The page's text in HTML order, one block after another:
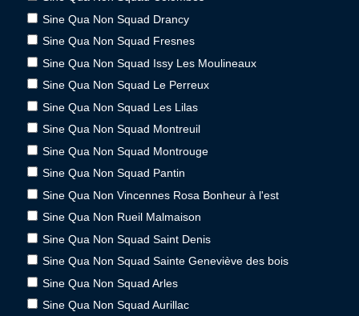
Sine Qua Non Squad Drancy
Sine Qua Non Squad Fresnes
Sine Qua Non Squad Issy Les Moulineaux
Sine Qua Non Squad Le Perreux
Sine Qua Non Squad Les Lilas
Sine Qua Non Squad Montreuil
Sine Qua Non Squad Montrouge
Sine Qua Non Squad Pantin
Sine Qua Non Vincennes Rosa Bonheur à l'est
Sine Qua Non Rueil Malmaison
Sine Qua Non Squad Saint Denis
Sine Qua Non Squad Sainte Geneviève des bois
Sine Qua Non Squad Arles
Sine Qua Non Squad Aurillac